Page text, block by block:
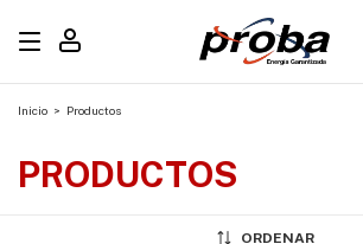
Inicio > Productos
PRODUCTOS
ORDENAR